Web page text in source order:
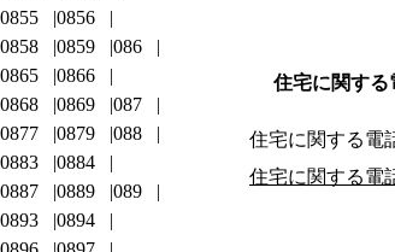
住宅に関する
住宅に関する電
住宅に関する電
0855
0856
0858 0859
086
0865
0866
0868 0869
087
0877 0879
088
0883
0884
0887 0889
089
0893
0894